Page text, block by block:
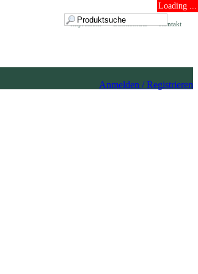
Loading ...
Kontakt
Datenschutz
Impressum
Anmelden / Registrieren